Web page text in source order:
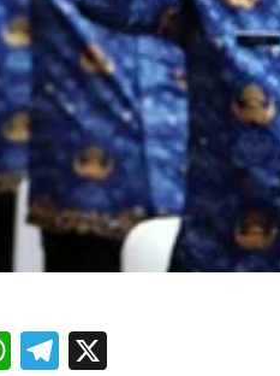
WhatsApp
Telegram